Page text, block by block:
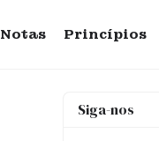
Notas Princípios
Siga-nos